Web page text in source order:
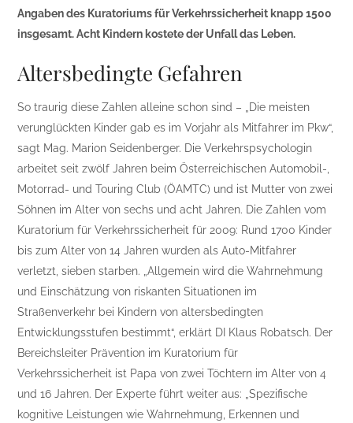
Angaben des Kuratoriums für Verkehrssicherheit knapp 1500
insgesamt. Acht Kindern kostete der Unfall das Leben.
Altersbedingte Gefahren
So traurig diese Zahlen alleine schon sind – „Die meisten
verunglückten Kinder gab es im Vorjahr als Mitfahrer im Pkw“,
sagt Mag. Marion Seidenberger. Die Verkehrspsychologin
arbeitet seit zwölf Jahren beim Österreichischen Automobil-,
Motorrad- und Touring Club (ÖAMTC) und ist Mutter von zwei
Söhnen im Alter von sechs und acht Jahren. Die Zahlen vom
Kuratorium für Verkehrssicherheit für 2009: Rund 1700 Kinder
bis zum Alter von 14 Jahren wurden als Auto-Mitfahrer
verletzt, sieben starben. „Allgemein wird die Wahrnehmung
und Einschätzung von riskanten Situationen im
Straßenverkehr bei Kindern von altersbedingten
Entwicklungsstufen bestimmt“, erklärt DI Klaus Robatsch. Der
Bereichsleiter Prävention im Kuratorium für
Verkehrssicherheit ist Papa von zwei Töchtern im Alter von 4
und 16 Jahren. Der Experte führt weiter aus: „Spezifische
kognitive Leistungen wie Wahrnehmung, Erkennen und